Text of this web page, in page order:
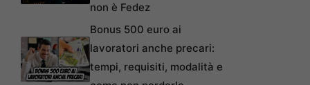
non è Fedez
Bonus 500 euro ai
lavoratori anche precari:
tempi, requisiti, modalità e